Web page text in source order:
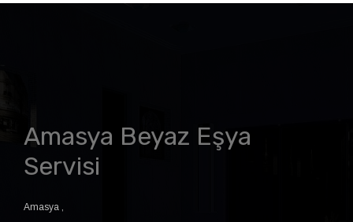
Amasya Beyaz Eşya
Servisi
Amasya ,